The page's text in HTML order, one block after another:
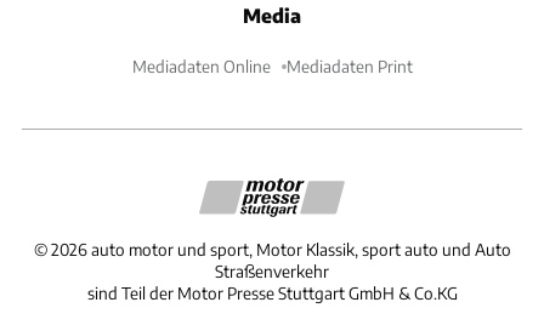
Media
Mediadaten Online Mediadaten Print
©2026 auto motor und sport, Motor Klassik, sport auto und Auto
Straßenverkehr
sind Teil der Motor Presse Stuttgart GmbH & Co.KG